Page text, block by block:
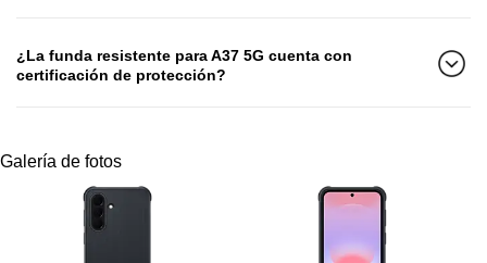
¿La funda resistente para A37 5G cuenta con
certificación de protección?
Galería de fotos